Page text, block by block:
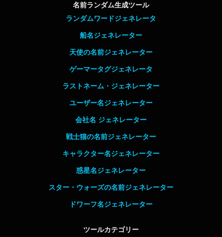
名前ランダム生成ツール
ランダムワードジェネレータ
船名ジェネレーター
天使の名前ジェネレーター
ゲーマータグジェネレータ
ラストネーム・ジェネレーター
ユーザー名ジェネレーター
会社名 ジェネレーター
戦士猫の名前ジェネレーター
キャラクター名ジェネレーター
惑星名ジェネレーター
スター・ウォーズの名前ジェネレーター
ドワーフ名ジェネレーター
ツールカテゴリー